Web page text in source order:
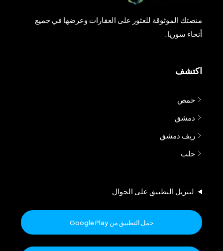
منصتك الموثوقة للعثور على العقارات وعرضها في جميع
أنحاء سوريا.
اكتشف
حمص
دمشق
ريف دمشق
حلب
لتنزيل التطبيق على الجوال
حمل التطبيق من Google Play